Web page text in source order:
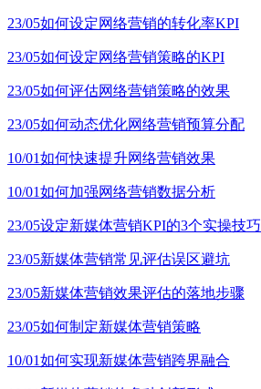
23/05如何设定网络营销的转化率KPI
23/05如何设定网络营销策略的KPI
23/05如何评估网络营销策略的效果
23/05如何动态优化网络营销预算分配
10/01如何快速提升网络营销效果
10/01如何加强网络营销数据分析
23/05设定新媒体营销KPI的3个实操技巧
23/05新媒体营销常见评估误区避坑
23/05新媒体营销效果评估的落地步骤
23/05如何制定新媒体营销策略
10/01如何实现新媒体营销跨界融合